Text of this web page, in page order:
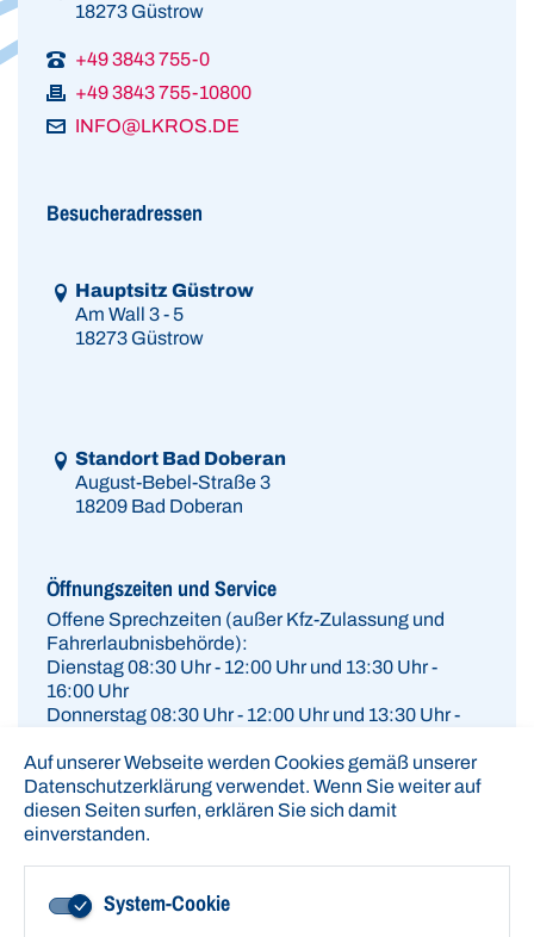
Auf unserer Webseite werden Cookies gemäß unserer
Datenschutzerklärung verwendet. Wenn Sie weiter auf
diesen Seiten surfen, erklären Sie sich damit
einverstanden.
System-Cookie
18273 Güstrow
+49 3843 755-0
+49 3843 755-10800
INFO@LKROS.DE
Besucheradressen
Link zur Google-Maps Navigation
Hauptsitz Güstrow
Am Wall 3 - 5
18273 Güstrow
Link zur Google-Maps Navigation
Standort Bad Doberan
August-Bebel-Straße 3
18209 Bad Doberan
Öffnungszeiten und Service
Offene Sprechzeiten (außer Kfz-Zulassung und
Fahrerlaubnisbehörde):
Dienstag 08:30 Uhr - 12:00 Uhr und 13:30 Uhr -
16:00 Uhr
Donnerstag 08:30 Uhr - 12:00 Uhr und 13:30 Uhr -
Wir bitten um eine Vereinbarung von Terminen, um
die Bearbeitung der Anliegen zu beschleunigen.
Montag, Mittwoch, Freitag - Nur mit Termin
Öffnungszeiten Kfz-Zulassung und
Fahrerlaubnisbehörde